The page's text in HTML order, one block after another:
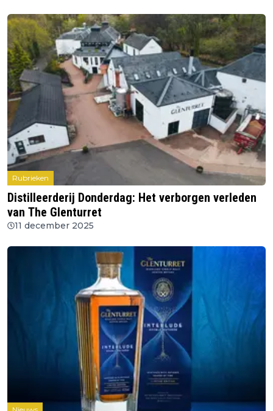
Rubrieken
Distilleerderij Donderdag: Het verborgen verleden
van The Glenturret
11 december 2025